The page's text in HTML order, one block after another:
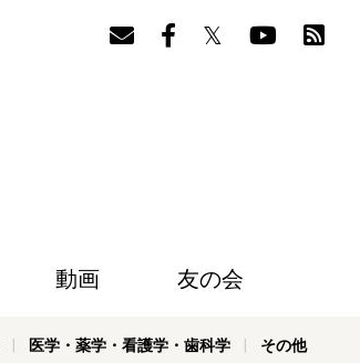
動画 友の会
医学・薬学・看護学・歯科学 その他